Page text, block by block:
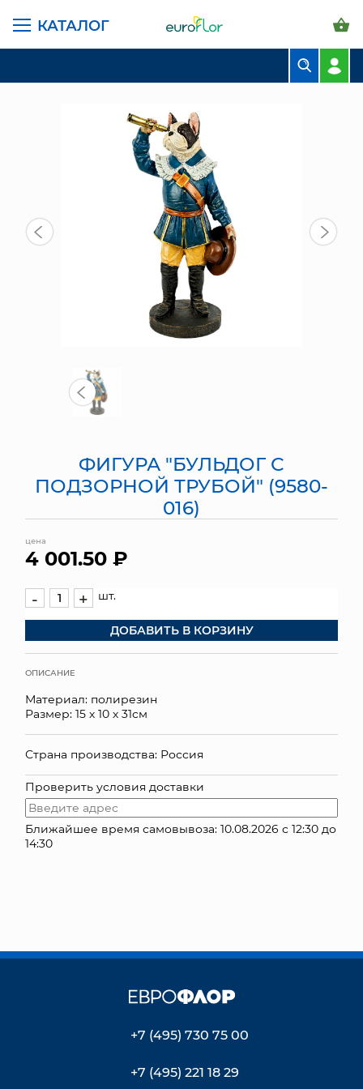
КАТАЛОГ
ЦВЕТЫ В ПАЧКАХ
СВАДЕБНАЯ ФЛОРИСТИКА
КОМНАТНЫЕ РАСТЕНИЯ
ГОРШКИ И КАШПО
ГРУНТЫ И УДОБРЕНИЯ
ПРЕДМЕТЫ ИНТЕРЬЕРА
ЯЩИКИ
СУНДУКИ
ТОРГОВЫЙ ЦЕНТР
ДОСТАВКА И ОПЛАТА
КОНТАКТЫ
ГЛАВНАЯ СТРАНИЦА КАТАЛОГ
ПРЕДМЕТЫ ИНТЕРЬЕРА
ФИГУРА "БУЛЬДОГ С
ПОДЗОРНОЙ ТРУБОЙ" (9580-
016)
цена
4 001.50 ₽
- + шт.
ДОБАВИТЬ В КОРЗИНУ
ОПИСАНИЕ
Материал: полирезин
Размер: 15 х 10 х 31см
Страна производства: Россия
Проверить условия доставки
Ближайшее время самовывоза: 10.08.2026 с 12:30 до
14:30
+7 (495) 730 75 00
+7 (495) 221 18 29